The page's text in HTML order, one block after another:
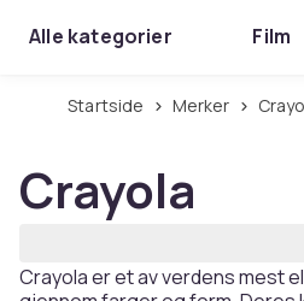
Alle kategorier Film
Startside Merker
Crayola
Crayola er et av verdens mest